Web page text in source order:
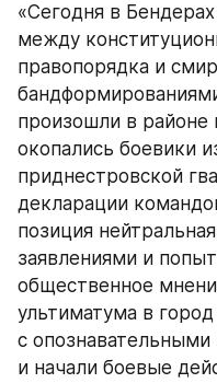
«Сегодня в
между
правопорядка и
произошли в районе
окопались боевики
приднестровской
декларации
позиция
заявлениями и
общественное
ультиматума в
с
и начали боевые